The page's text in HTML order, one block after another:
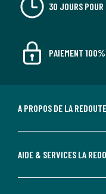
30 JOURS POUR
PAIEMENT
A PROPOS DE LA REDOUTE
AIDE & SERVICES LA